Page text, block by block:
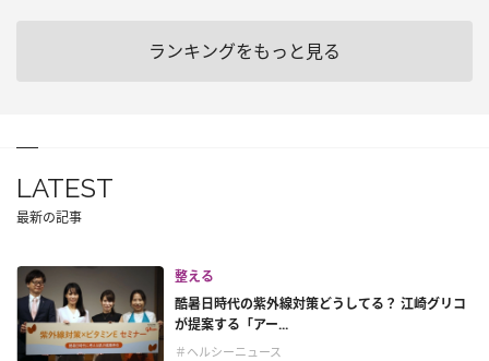
ランキングをもっと見る
LATEST
最新の記事
整える
酷暑日時代の紫外線対策どうしてる？ 江崎グリコ
が提案する「アー...
＃ヘルシーニュース